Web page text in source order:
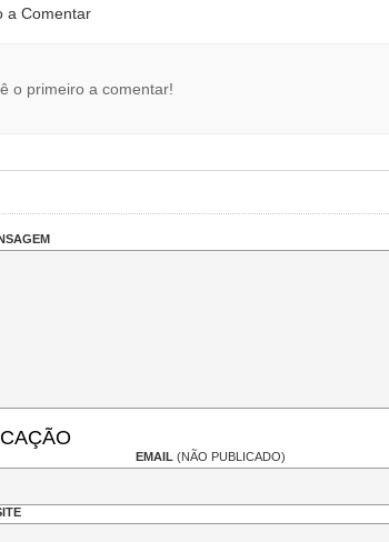
a Comentar
o primeiro a comentar!
EMAIL(NÃO PUBLICADO)